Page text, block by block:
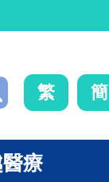
繁 簡
療